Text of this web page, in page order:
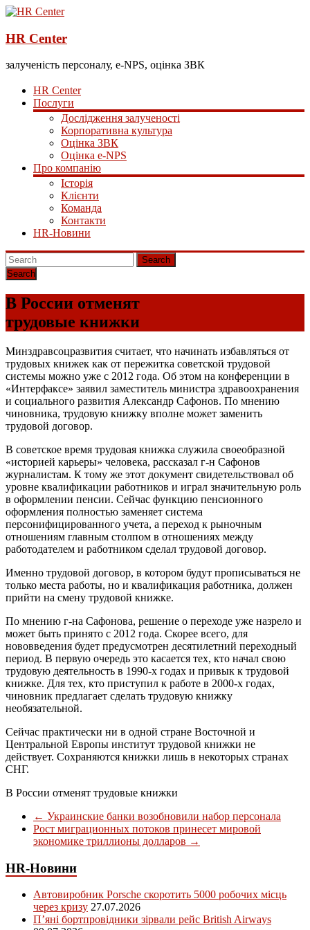
HR Center
залученість персоналу, e-NPS, оцінка ЗВК
HR Center
Послуги
Дослідження залученості
Корпоративна культура
Оцінка ЗВК
Оцінка e-NPS
Про компанію
Історія
Клієнти
Команда
Контакти
HR-Новини
Search
В России отменят
трудовые книжки
Минздравсоцразвития считает, что начинать избавляться от
трудовых книжек как от пережитка советской трудовой
системы можно уже с 2012 года. Об этом на конференции в
«Интерфаксе» заявил заместитель министра здравоохранения
и социального развития Александр Сафонов. По мнению
чиновника, трудовую книжку вполне может заменить
трудовой договор.
В советское время трудовая книжка служила своеобразной
«историей карьеры» человека, рассказал г-н Сафонов
журналистам. К тому же этот документ свидетельствовал об
уровне квалификации работников и играл значительную роль
в оформлении пенсии. Сейчас функцию пенсионного
оформления полностью заменяет система
персонифицированного учета, а переход к рыночным
отношениям главным столпом в отношениях между
работодателем и работником сделал трудовой договор.
Именно трудовой договор, в котором будут прописываться не
только места работы, но и квалификация работника, должен
прийти на смену трудовой книжке.
По мнению г-на Сафонова, решение о переходе уже назрело и
может быть принято с 2012 года. Скорее всего, для
нововведения будет предусмотрен десятилетний переходный
период. В первую очередь это касается тех, кто начал свою
трудовую деятельность в 1990-х годах и привык к трудовой
книжке. Для тех, кто приступил к работе в 2000-х годах,
чиновник предлагает сделать трудовую книжку
необязательной.
Сейчас практически ни в одной стране Восточной и
Центральной Европы институт трудовой книжки не
действует. Сохраняются книжки лишь в некоторых странах
СНГ.
В России отменят трудовые книжки
← Украинские банки возобновили набор персонала
Рост миграционных потоков принесет мировой
экономике триллионы долларов →
HR-Новини
Автовиробник Porsche скоротить 5000 робочих місць
через кризу 27.07.2026
П’яні бортпровідники зірвали рейс British Airways